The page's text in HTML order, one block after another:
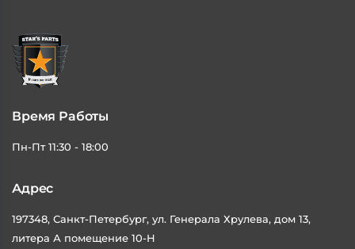
Время Работы
Пн-Пт 11:30 - 18:00
Адрес
197348, Санкт-Петербург, ул. Генерала Хрулева, дом 13,
литера А помещение 10-Н